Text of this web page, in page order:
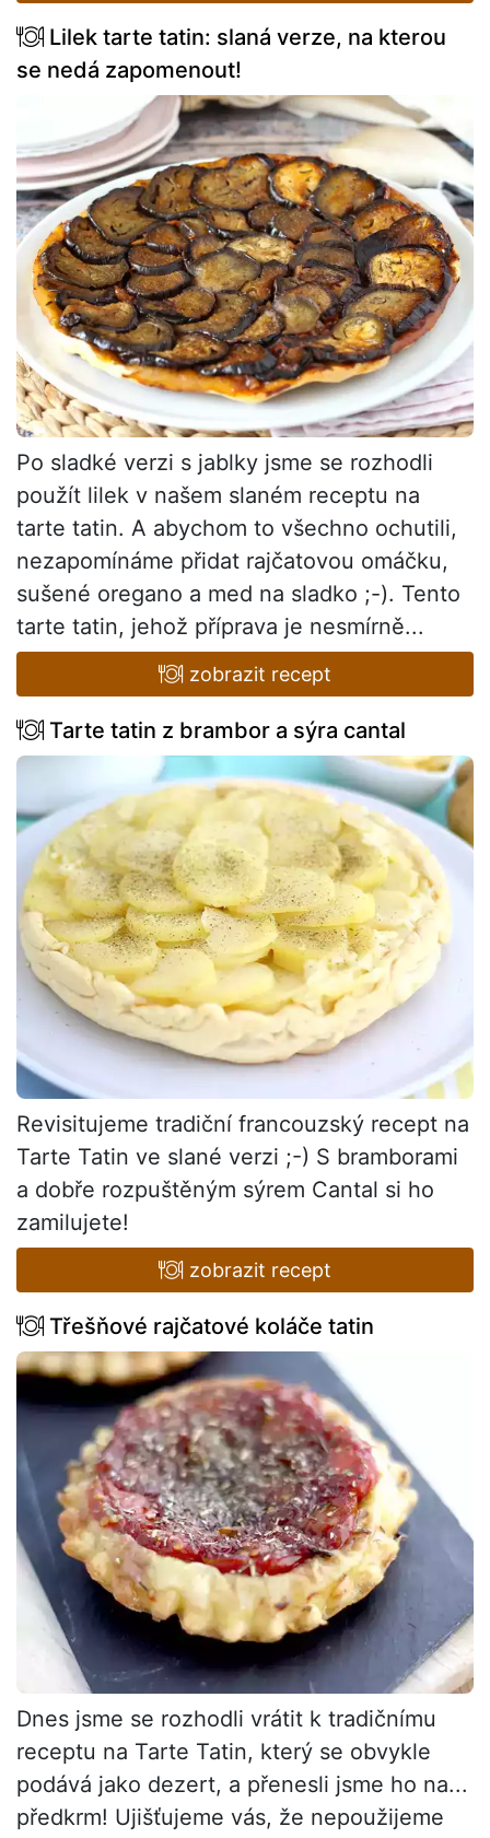
Lilek tarte tatin: slaná verze, na kterou
se nedá zapomenout!
Po sladké verzi s jablky jsme se rozhodli
použít lilek v našem slaném receptu na
tarte tatin. A abychom to všechno ochutili,
nezapomínáme přidat rajčatovou omáčku,
sušené oregano a med na sladko ;-). Tento
tarte tatin, jehož příprava je nesmírně...
zobrazit recept
Tarte tatin z brambor a sýra cantal
Revisitujeme tradiční francouzský recept na
Tarte Tatin ve slané verzi ;-) S bramborami
a dobře rozpuštěným sýrem Cantal si ho
zamilujete!
zobrazit recept
Třešňové rajčatové koláče tatin
Dnes jsme se rozhodli vrátit k tradičnímu
receptu na Tarte Tatin, který se obvykle
podává jako dezert, a přenesli jsme ho na...
předkrm! Ujišťujeme vás, že nepoužijeme